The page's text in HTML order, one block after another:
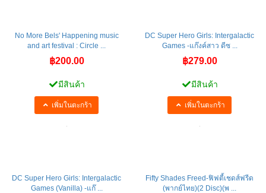
No More Bels' Happening music
and art festival : Circle ...
฿200.00
มีสินค้า
เพิ่มในตะกร้า
DC Super Hero Girls: Intergalactic
Games -แก๊งค์สาว ดีซ ...
฿279.00
มีสินค้า
เพิ่มในตะกร้า
DC Super Hero Girls: Intergalactic
Games (Vanilla) -แก๊ ...
Fifty Shades Freed-ฟิฟตี้เชดส์ฟรีด
(พากย์ไทย)(2 Disc)(พ ...